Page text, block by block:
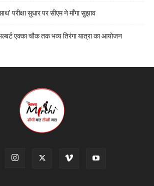
परीक्षा सुधार पर सीएम ने माँगा सुझाव
एक्का चौक तक भव्य तिरंगा यात्रा का आयोजन